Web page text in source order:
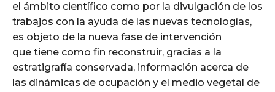
el ámbito científico como por la divulgación de los
trabajos con la ayuda de las nuevas tecnologías,
es objeto de la nueva fase de intervención
que tiene como fin reconstruir, gracias a la
estratigrafía conservada, información acerca de
las dinámicas de ocupación y el medio vegetal de